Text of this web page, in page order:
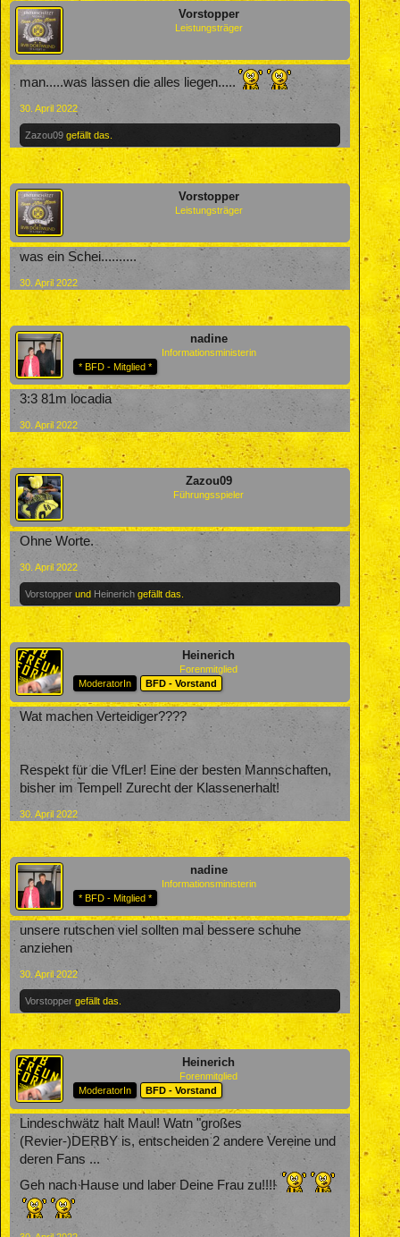
Vorstopper
Leistungsträger
man.....was lassen die alles liegen.....
30. April 2022
Zazou09 gefällt das.
Vorstopper
Leistungsträger
was ein Schei..........
30. April 2022
nadine
Informationsministerin
* BFD - Mitglied *
3:3 81m locadia
30. April 2022
Zazou09
Führungsspieler
Ohne Worte.
30. April 2022
Vorstopper und Heinerich gefällt das.
Heinerich
Forenmitglied
ModeratorIn
BFD - Vorstand
Wat machen Verteidiger????
Respekt für die VfLer! Eine der besten Mannschaften,
bisher im Tempel! Zurecht der Klassenerhalt!
30. April 2022
nadine
Informationsministerin
* BFD - Mitglied *
unsere rutschen viel sollten mal bessere schuhe
anziehen
30. April 2022
Vorstopper gefällt das.
Heinerich
Forenmitglied
ModeratorIn
BFD - Vorstand
Lindeschwätz halt Maul! Watn "großes
(Revier-)DERBY is, entscheiden 2 andere Vereine und
deren Fans ...
Geh nach Hause und laber Deine Frau zu!!!!